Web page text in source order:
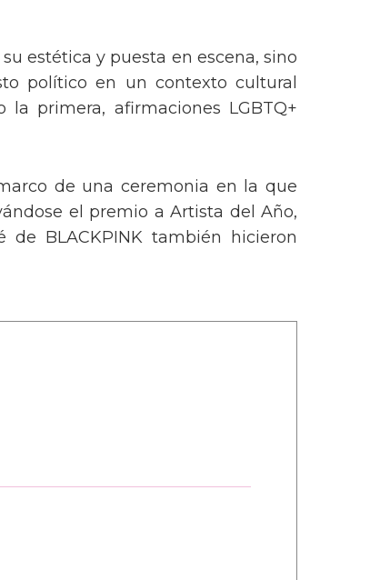
estética y puesta en escena, sino
político en un contexto cultural
primera, afirmaciones LGBTQ+
de una ceremonia en la que
el premio a Artista del Año,
de BLACKPINK también hicieron